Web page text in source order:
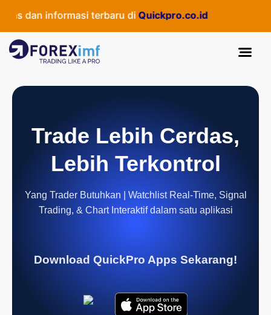
dan informasi terbaru di Quickpro.co.id
Trade Lebih Cerdas,
Lebih Terkontrol
Yang Trader Butuhkan | Watchlist Real-Time, Signal
Trading, & Chart Interaktif dalam satu aplikasi
Download QuickPro Apps Sekarang!